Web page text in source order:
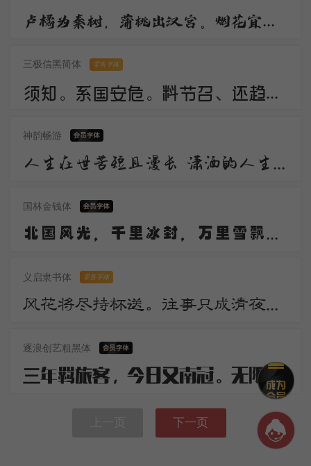
卢橘为秦树，蒲桃出汉宫。烟花宜落日，丝管醉春风。笛奏龙吟水，箫鸣凤下空。君王多乐事，还与万方同。
三极信黑简体 零售字体
须知。系国安危。料节召、还趋浴凤池。且代工施化，持钧播泽，置盂天下，此外何思。素卷书名，赤松游道，飙驭云軿仙可期。湖山美，有啼猿唳鹤，相望东归。
神韵畅游
人生在世苦短且漫长 潇洒的人生谁不倾情羡慕 潇洒 是一道醉人的风景 宛若美丽的音符自然流动 是人生内在气质的飘逸
国林金钱体
北国风光，千里冰封，万里雪飘。望长城内外，惟余莽莽；大河上下，顿失滔滔。山舞银蛇，原驰蜡象，欲与天公试比高。
义启隶书体 零售字体
风花将尽持杯送。往事只成清夜梦。莫更登楼。坐想行思已是愁。
逐浪创艺粗黑体
下一页